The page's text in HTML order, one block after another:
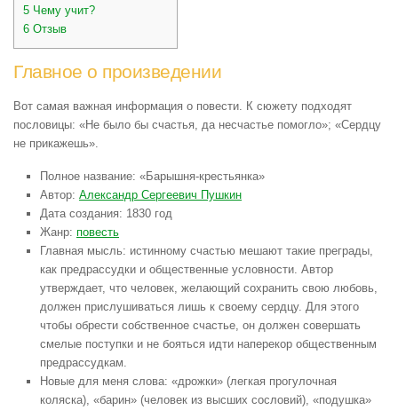
5 Чему учит?
6 Отзыв
Главное о произведении
Вот самая важная информация о повести. К сюжету подходят
пословицы: «Не было бы счастья, да несчастье помогло»; «Сердцу
не прикажешь».
Полное название: «Барышня-крестьянка»
Автор: Александр Сергеевич Пушкин
Дата создания: 1830 год
Жанр: повесть
Главная мысль: истинному счастью мешают такие преграды,
как предрассудки и общественные условности. Автор
утверждает, что человек, желающий сохранить свою любовь,
должен прислушиваться лишь к своему сердцу. Для этого
чтобы обрести собственное счастье, он должен совершать
смелые поступки и не бояться идти наперекор общественным
предрассудкам.
Новые для меня слова: «дрожки» (легкая прогулочная
коляска), «барин» (человек из высших сословий), «подушка»